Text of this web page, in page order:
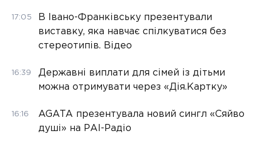
17:05
В Івано-Франківську презентували
виставку, яка навчає спілкуватися без
стереотипів. Відео
16:39
Державні виплати для сімей із дітьми
можна отримувати через «Дія.Картку»
16:16
AGATA презентувала новий сингл «Сяйво
душі» на РАІ-Радіо